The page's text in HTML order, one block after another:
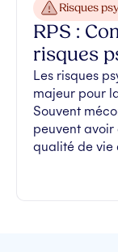
Risques
RPS :
risques
Les risques
majeur pour
Souvent
peuvent avoir
qualité de vie